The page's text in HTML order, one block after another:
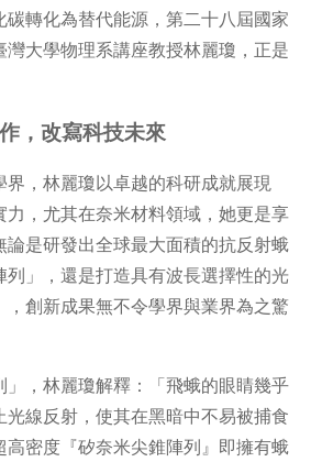
轉化為替代能源，第二十八屆國家
大學物理系講座教授林麗瓊，正是
，改寫科技未來
，林麗瓊以卓越的科研成就展現
力，尤其在奈米材料領域，她更是享
是研發出全球最大面積的抗反射蛾
列」，還是打造具有波長選擇性的光
創新成果無不令學界與業界為之驚
，林麗瓊解釋：「飛蛾的眼睛幾乎
線反射，使其在黑暗中不易被捕食
密度『矽奈米尖錐陣列』即擁有蛾